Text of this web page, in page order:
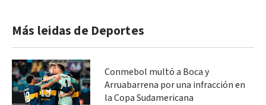
Más leidas de Deportes
Conmebol multó a Boca y
Arruabarrena por una infracción en
la Copa Sudamericana